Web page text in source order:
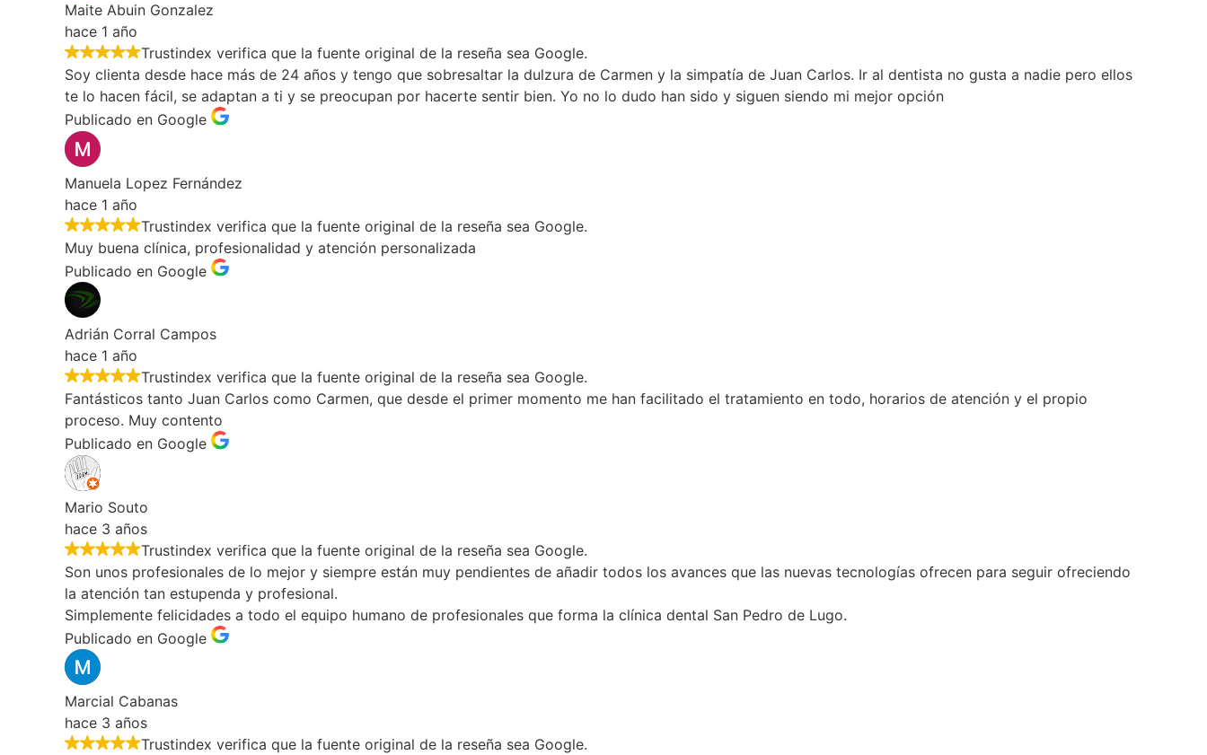
Maite Abuin Gonzalez
hace 1 año
Trustindex verifica que la fuente original de la reseña sea Google.
Soy clienta desde hace más de 24 años y tengo que sobresaltar la dulzura de Carmen y la simpatía de Juan Carlos. Ir al dentista no gusta a nadie pero ellos
te lo hacen fácil, se adaptan a ti y se preocupan por hacerte sentir bien. Yo no lo dudo han sido y siguen siendo mi mejor opción
Publicado en Google
Manuela Lopez Fernández
hace 1 año
Trustindex verifica que la fuente original de la reseña sea Google.
Muy buena clínica, profesionalidad y atención personalizada
Publicado en Google
Adrián Corral Campos
hace 1 año
Trustindex verifica que la fuente original de la reseña sea Google.
Fantásticos tanto Juan Carlos como Carmen, que desde el primer momento me han facilitado el tratamiento en todo, horarios de atención y el propio
proceso. Muy contento
Publicado en Google
Mario Souto
hace 3 años
Trustindex verifica que la fuente original de la reseña sea Google.
Son unos profesionales de lo mejor y siempre están muy pendientes de añadir todos los avances que las nuevas tecnologías ofrecen para seguir ofreciendo
la atención tan estupenda y profesional.
Simplemente felicidades a todo el equipo humano de profesionales que forma la clínica dental San Pedro de Lugo.
Publicado en Google
Marcial Cabanas
hace 3 años
Trustindex verifica que la fuente original de la reseña sea Google.